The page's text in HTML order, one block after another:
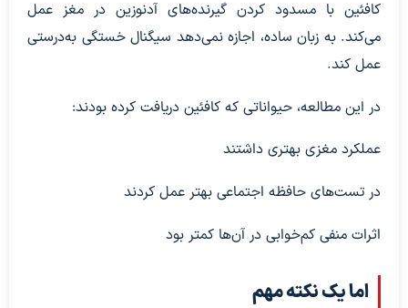
کافئین با مسدود کردن گیرنده‌های آدنوزین در مغز عمل
می‌کند. به زبان ساده، اجازه نمی‌دهد سیگنال خستگی به‌درستی
عمل کند.
در این مطالعه، حیواناتی که کافئین دریافت کرده بودند:
عملکرد مغزی بهتری داشتند
در تست‌های حافظه اجتماعی بهتر عمل کردند
اثرات منفی کم‌خوابی در آن‌ها کمتر بود
اما یک نکته مهم